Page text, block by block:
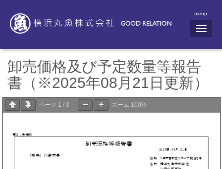
menu
N
a
i
n
卸売価格及び予定数量等報告
書（※2025年08月21日更新）
ページ 1 / 3 ズーム 100%